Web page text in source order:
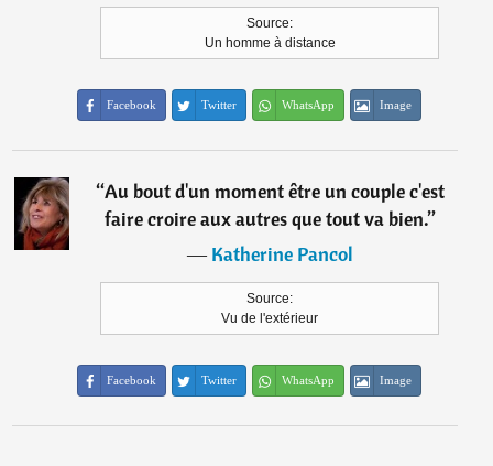
Source:
Un homme à distance
Facebook Twitter WhatsApp Image
“Au bout d'un moment être un couple c'est
faire croire aux autres que tout va bien.”
―Katherine Pancol
Source:
Vu de l'extérieur
Facebook Twitter WhatsApp Image